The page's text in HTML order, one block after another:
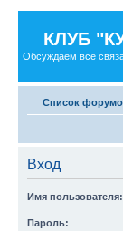
КЛУБ
Обсуждаем все
Список
Вход
Имя пользователя:
Пароль: